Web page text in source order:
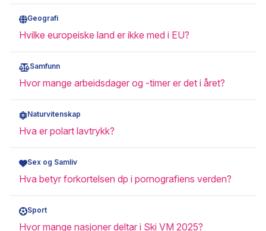
Geografi
Hvilke europeiske land er ikke med i EU?
Samfunn
Hvor mange arbeidsdager og -timer er det i året?
Naturvitenskap
Hva er polart lavtrykk?
Sex og Samliv
Hva betyr forkortelsen dp i pornografiens verden?
Sport
Hvor mange nasjoner deltar i Ski VM 2025?